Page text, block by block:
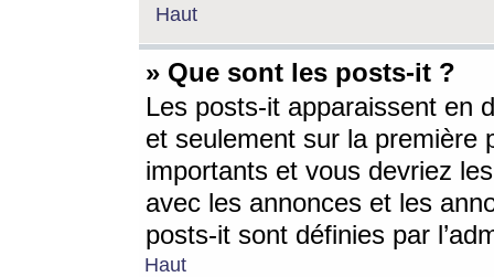
Haut
» Que sont les posts-it ?
Les posts-it apparaissent en
et seulement sur la première
importants et vous devriez
avec les annonces et les
posts-it sont définies par
Haut